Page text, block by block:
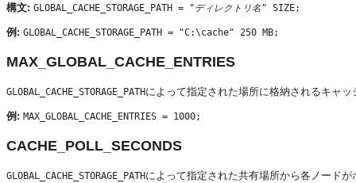
構文: GLOBAL_CACHE_STORAGE_PATH = "ディレクトリ名" SIZE;
例: GLOBAL_CACHE_STORAGE_PATH = "C:\cache" 250 MB;
MAX_GLOBAL_CACHE_ENTRIES
GLOBAL_CACHE_STORAGE_PATHによって指定された場所に格納されるキャ
例: MAX_GLOBAL_CACHE_ENTRIES = 1000;
CACHE_POLL_SECONDS
GLOBAL_CACHE_STORAGE_PATHによって指定された共有場所から各ノード